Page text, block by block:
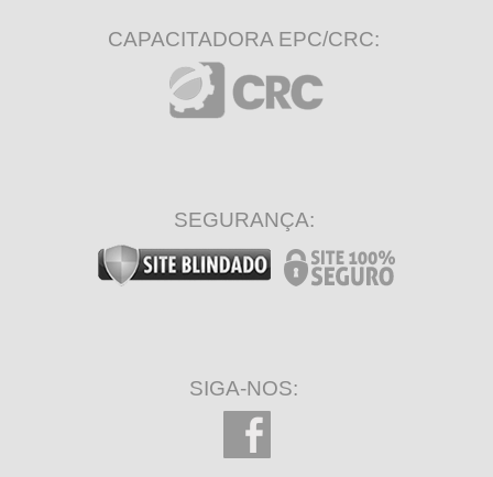
CAPACITADORA EPC/CRC:
SEGURANÇA:
SIGA-NOS: